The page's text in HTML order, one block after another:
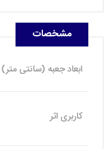
مشخصات
ابعاد جعبه (سانتی متر)
کاربری اثر